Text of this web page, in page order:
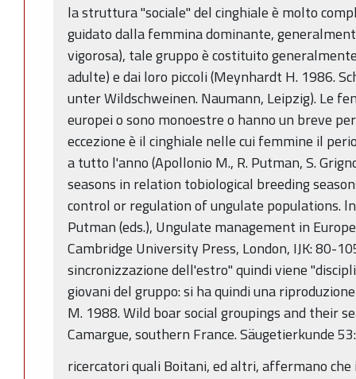
la struttura "sociale" del cinghiale è molto
guidato dalla femmina dominante,
vigorosa), tale gruppo è costituito
adulte) e dai loro piccoli (Meynhardt H. 1986.
unter Wildschweinen. Naumann, Leipzig). Le
europei o sono monoestre o hanno un breve
eccezione è il cinghiale nelle cui femmine il
a tutto l'anno (Apollonio M., R. Putman, S.
seasons in relation tobiological breeding
control or regulation of ungulate populations.
Putman (eds.), Ungulate management in
Cambridge University Press, London, IJK: 80-
sincronizzazione dell'estro" quindi viene
giovani del gruppo: si ha quindi una
M. 1988. Wild boar social groupings and their
Camargue, southern France. Säugetierkunde
ricercatori quali Boitani, ed altri, affermano